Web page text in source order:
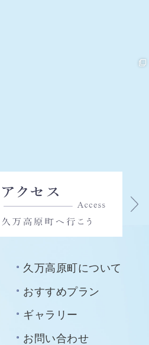
久万高原町について
おすすめプラン
ギャラリー
お問い合わせ